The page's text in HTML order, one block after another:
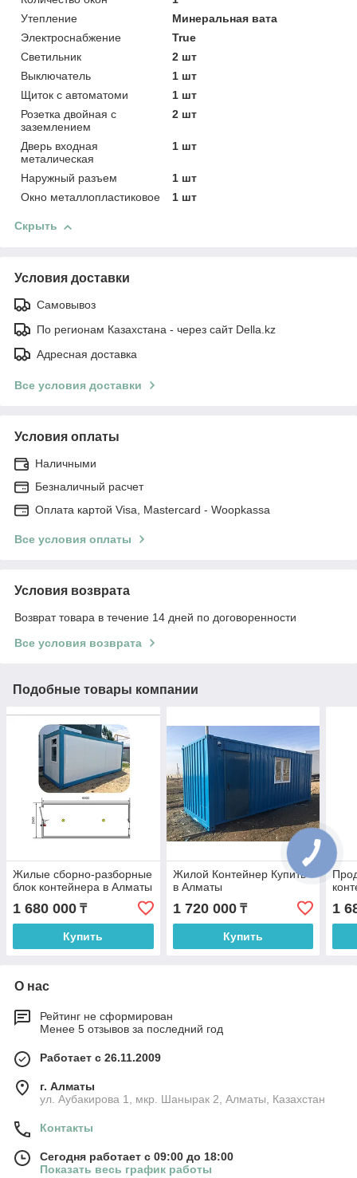
Утепление
Минеральная вата
Электроснабжение
True
Светильник
2 шт
Выключатель
1 шт
Щиток с автоматоми
1 шт
Розетка двойная с
заземлением
2 шт
Дверь входная
металическая
1 шт
Наружный разъем
1 шт
Окно металлопластиковое
1 шт
Скрыть
Условия доставки
Самовывоз
По регионам Казахстана - через сайт Della.kz
Адресная доставка
Все условия доставки
Условия оплаты
Наличными
Безналичный расчет
Оплата картой Visa, Mastercard - Woopkassa
Все условия оплаты
Условия возврата
Возврат товара в течение 14 дней по договоренности
Все условия возврата
Подобные товары компании
Жилые сборно-разборные
блок контейнера в Алматы
1 680 000 ₸
Купить
Жилой Контейнер Купить
в Алматы
1 720 000₸
Купить
1
О нас
Рейтинг не сформирован
Менее 5 отзывов за последний год
Работает с 26.11.2009
г. Алматы
ул. Аубакирова 1, мкр. Шанырак 2, Алматы, Казахстан
Контакты
Сегодня работает с 09:00 до 18:00
Показать весь график работы